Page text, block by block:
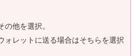
の他を選択。
ォレットに送る場合はそちらを選択